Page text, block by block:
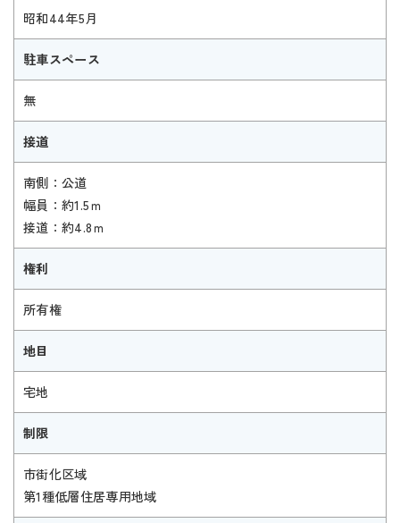
昭和44年5月
駐車スペース
無
接道
南側：公道
幅員：約1.5ｍ
接道：約4.8ｍ
権利
所有権
地目
宅地
制限
市街化区域
第1種低層住居専用地域